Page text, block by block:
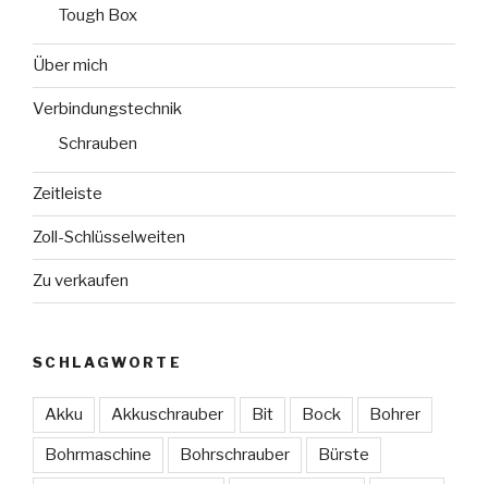
Tough Box
Über mich
Verbindungstechnik
Schrauben
Zeitleiste
Zoll-Schlüsselweiten
Zu verkaufen
SCHLAGWORTE
Akku Akkuschrauber Bit Bock Bohrer
Bohrmaschine Bohrschrauber Bürste